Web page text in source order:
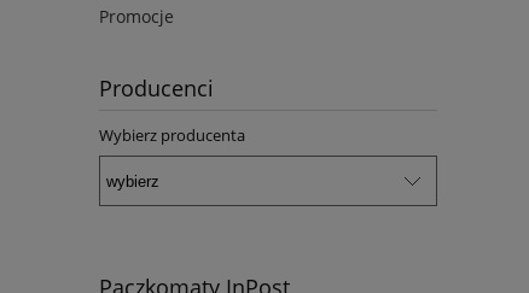
Promocje
Producenci
Wybierz producenta